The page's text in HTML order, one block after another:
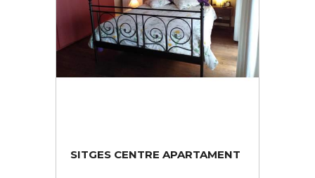
SITGES CENTRE APARTAMENT